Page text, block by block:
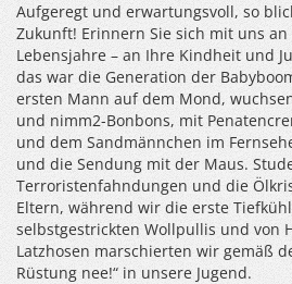
Aufgeregt und erwartungsvoll, so
Zukunft! Erinnern Sie sich mit uns
Lebensjahre – an Ihre Kindheit und
das war die Generation der
ersten Mann auf dem Mond,
und nimm2-Bonbons, mit
und dem Sandmännchen im
und die Sendung mit der Maus.
Terroristenfahndungen und die
Eltern, während wir die erste
selbstgestrickten Wollpullis und von
Latzhosen marschierten wir gemäß
Rüstung nee!“ in unsere Jugend.